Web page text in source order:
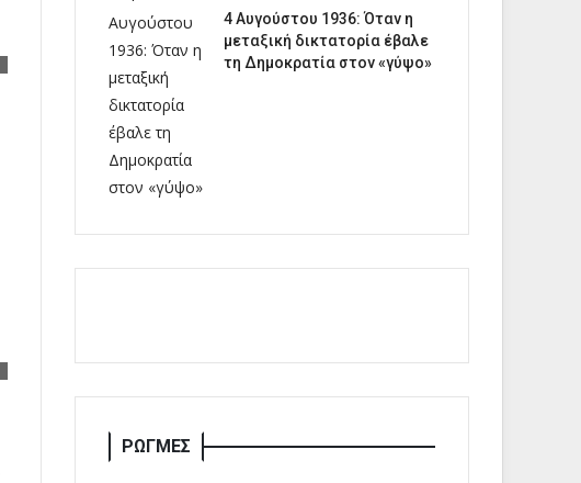
4 Αυγούστου 1936: Όταν η
μεταξική δικτατορία έβαλε
τη Δημοκρατία στον «γύψο»
ΡΩΓΜΕΣ